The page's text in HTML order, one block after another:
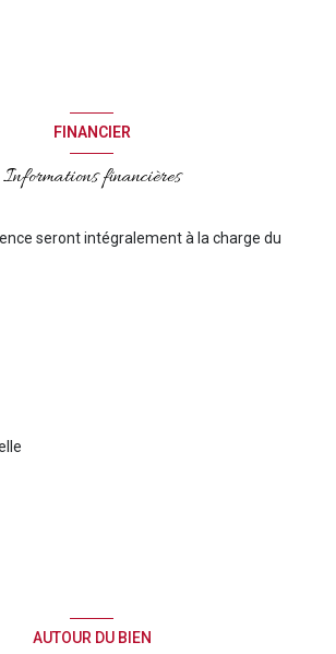
FINANCIER
Informations financières
seront intégralement à la charge du
AUTOUR DU BIEN